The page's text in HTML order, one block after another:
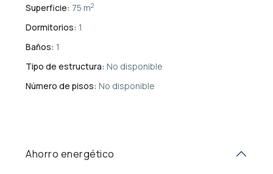
Superficie: 75 m2
Dormitorios: 1
Baños: 1
Tipo de estructura: No disponible
Número de pisos: No disponible
Ahorro energético